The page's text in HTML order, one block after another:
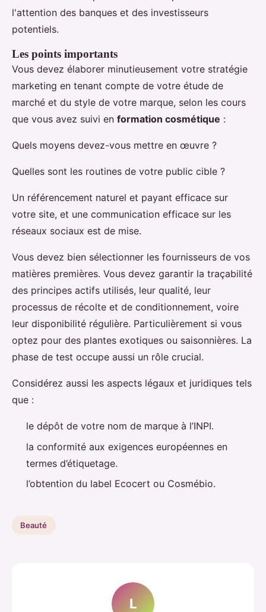
l'attention des banques et des investisseurs
potentiels.
Les points importants
Vous devez élaborer minutieusement votre stratégie
marketing en tenant compte de votre étude de
marché et du style de votre marque, selon les cours
que vous avez suivi en formation cosmétique :
Quels moyens devez-vous mettre en œuvre ?
Quelles sont les routines de votre public cible ?
Un référencement naturel et payant efficace sur
votre site, et une communication efficace sur les
réseaux sociaux est de mise.
Vous devez bien sélectionner les fournisseurs de vos
matières premières. Vous devez garantir la traçabilité
des principes actifs utilisés, leur qualité, leur
processus de récolte et de conditionnement, voire
leur disponibilité régulière. Particulièrement si vous
optez pour des plantes exotiques ou saisonnières. La
phase de test occupe aussi un rôle crucial.
Considérez aussi les aspects légaux et juridiques tels
que :
le dépôt de votre nom de marque à l’INPI.
la conformité aux exigences européennes en
termes d’étiquetage.
l’obtention du label Ecocert ou Cosmébio.
Beauté
L